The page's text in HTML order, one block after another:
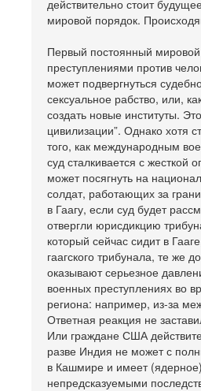
действительно стоит
мировой порядок.
Первый постоянный
преступлениями против
может подвергнуться
сексуальное рабство, или,
создать новые институты.
цивилизации”. Однако хотя
того, как международным
суд сталкивается с
может посягнуть на
солдат, работающих за
в Гаагу, если суд будет
отвергли юрисдикцию
который сейчас сидит в
гаагского трибунала, те же
оказывают серьезное
военных преступлениях во
региона: например, из-за
Ответная реакция не
Или граждане США
разве Индия не может с
в Кашмире и имеет
непредсказуемыми